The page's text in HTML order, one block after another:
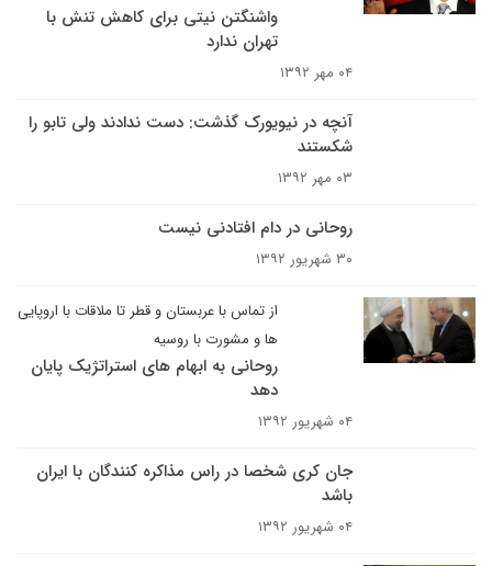
واشنگتن نیتی برای کاهش تنش با
تهران ندارد
۰۴ مهر ۱۳۹۲
آنچه در نیویورک گذشت: دست ندادند ولی تابو را
شکستند
۰۳ مهر ۱۳۹۲
روحانی در دام افتادنی نیست
۳۰ شهریور ۱۳۹۲
از تماس با عربستان و قطر تا ملاقات با اروپایی
ها و مشورت با روسیه
روحانی به ابهام های استراتژیک پایان
دهد
۰۴ شهریور ۱۳۹۲
جان کری شخصا در راس مذاکره کنندگان با ایران
باشد
۰۴ شهریور ۱۳۹۲